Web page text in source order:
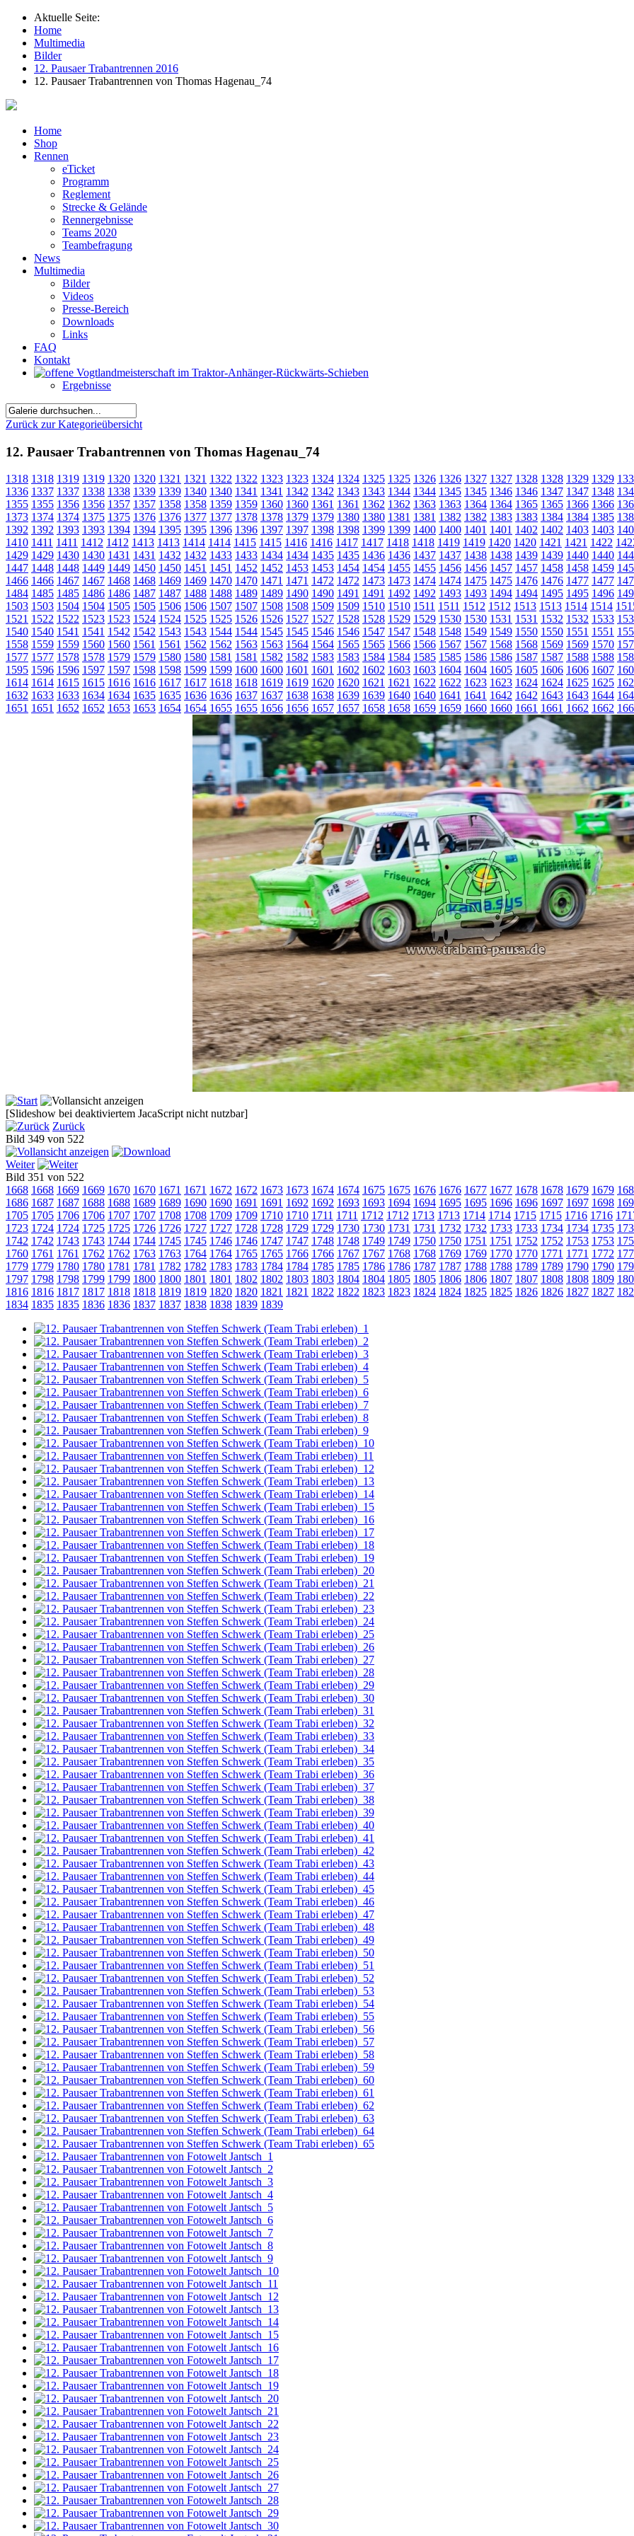
Aktuelle Seite:
Home
Multimedia
Bilder
12. Pausaer Trabantrennen 2016
12. Pausaer Trabantrennen von Thomas Hagenau_74
Home
Shop
Rennen
eTicket
Programm
Reglement
Strecke & Gelände
Rennergebnisse
Teams 2020
Teambefragung
News
Multimedia
Bilder
Videos
Presse-Bereich
Downloads
Links
FAQ
Kontakt
Ergebnisse
Zurück zur Kategorieübersicht
12. Pausaer Trabantrennen von Thomas Hagenau_74
1318 1318 1319 1319 1320 1320 1321 1321 1322 1322 1323 1323 1324 1324 1325 1325 1326 1326 1327 1327 1328 1328 1329 1329
1336 1337 1337 1338 1338 1339 1339 1340 1340 1341 1341 1342 1342 1343 1343 1344 1344 1345 1345 1346 1346 1347 1347 1348
1355 1355 1356 1356 1357 1357 1358 1358 1359 1359 1360 1360 1361 1361 1362 1362 1363 1363 1364 1364 1365 1365 1366 1366
1373 1374 1374 1375 1375 1376 1376 1377 1377 1378 1378 1379 1379 1380 1380 1381 1381 1382 1382 1383 1383 1384 1384 1385
1392 1392 1393 1393 1394 1394 1395 1395 1396 1396 1397 1397 1398 1398 1399 1399 1400 1400 1401 1401 1402 1402 1403 1403
1410 1411 1411 1412 1412 1413 1413 1414 1414 1415 1415 1416 1416 1417 1417 1418 1418 1419 1419 1420 1420 1421 1421 1422
1429 1429 1430 1430 1431 1431 1432 1432 1433 1433 1434 1434 1435 1435 1436 1436 1437 1437 1438 1438 1439 1439 1440 1440
1447 1448 1448 1449 1449 1450 1450 1451 1451 1452 1452 1453 1453 1454 1454 1455 1455 1456 1456 1457 1457 1458 1458 1459
1466 1466 1467 1467 1468 1468 1469 1469 1470 1470 1471 1471 1472 1472 1473 1473 1474 1474 1475 1475 1476 1476 1477 1477
1484 1485 1485 1486 1486 1487 1487 1488 1488 1489 1489 1490 1490 1491 1491 1492 1492 1493 1493 1494 1494 1495 1495 1496
1503 1503 1504 1504 1505 1505 1506 1506 1507 1507 1508 1508 1509 1509 1510 1510 1511 1511 1512 1512 1513 1513 1514 1514
1521 1522 1522 1523 1523 1524 1524 1525 1525 1526 1526 1527 1527 1528 1528 1529 1529 1530 1530 1531 1531 1532 1532 1533
1540 1540 1541 1541 1542 1542 1543 1543 1544 1544 1545 1545 1546 1546 1547 1547 1548 1548 1549 1549 1550 1550 1551 1551
1558 1559 1559 1560 1560 1561 1561 1562 1562 1563 1563 1564 1564 1565 1565 1566 1566 1567 1567 1568 1568 1569 1569 1570
1577 1577 1578 1578 1579 1579 1580 1580 1581 1581 1582 1582 1583 1583 1584 1584 1585 1585 1586 1586 1587 1587 1588 1588
1595 1596 1596 1597 1597 1598 1598 1599 1599 1600 1600 1601 1601 1602 1602 1603 1603 1604 1604 1605 1605 1606 1606 1607
1614 1614 1615 1615 1616 1616 1617 1617 1618 1618 1619 1619 1620 1620 1621 1621 1622 1622 1623 1623 1624 1624 1625 1625
1632 1633 1633 1634 1634 1635 1635 1636 1636 1637 1637 1638 1638 1639 1639 1640 1640 1641 1641 1642 1642 1643 1643 1644
1651 1651 1652 1652 1653 1653 1654 1654 1655 1655 1656 1656 1657 1657 1658 1658 1659 1659 1660 1660 1661 1661 1662 1662
[Slideshow bei deaktiviertem JacaScript nicht nutzbar]
Zurück
Bild 349 von 522
Weiter
Bild 351 von 522
1668 1668 1669 1669 1670 1670 1671 1671 1672 1672 1673 1673 1674 1674 1675 1675 1676 1676 1677 1677 1678 1678 1679 1679
1686 1687 1687 1688 1688 1689 1689 1690 1690 1691 1691 1692 1692 1693 1693 1694 1694 1695 1695 1696 1696 1697 1697 1698
1705 1705 1706 1706 1707 1707 1708 1708 1709 1709 1710 1710 1711 1711 1712 1712 1713 1713 1714 1714 1715 1715 1716 1716
1723 1724 1724 1725 1725 1726 1726 1727 1727 1728 1728 1729 1729 1730 1730 1731 1731 1732 1732 1733 1733 1734 1734 1735
1742 1742 1743 1743 1744 1744 1745 1745 1746 1746 1747 1747 1748 1748 1749 1749 1750 1750 1751 1751 1752 1752 1753 1753
1760 1761 1761 1762 1762 1763 1763 1764 1764 1765 1765 1766 1766 1767 1767 1768 1768 1769 1769 1770 1770 1771 1771 1772
1779 1779 1780 1780 1781 1781 1782 1782 1783 1783 1784 1784 1785 1785 1786 1786 1787 1787 1788 1788 1789 1789 1790 1790
1797 1798 1798 1799 1799 1800 1800 1801 1801 1802 1802 1803 1803 1804 1804 1805 1805 1806 1806 1807 1807 1808 1808 1809
1816 1816 1817 1817 1818 1818 1819 1819 1820 1820 1821 1821 1822 1822 1823 1823 1824 1824 1825 1825 1826 1826 1827 1827
1834 1835 1835 1836 1836 1837 1837 1838 1838 1839 1839